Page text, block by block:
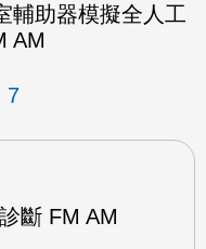
輔助器模擬全人工
AM
7
斷 FM AM